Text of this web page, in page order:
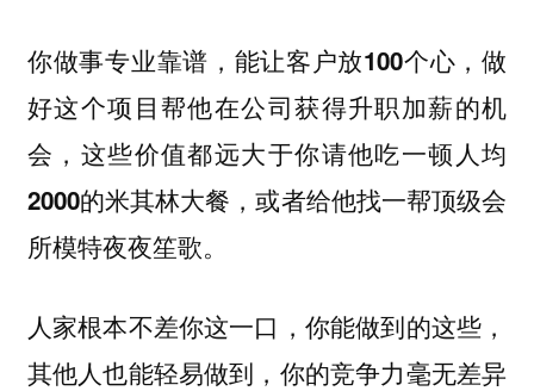
你做事专业靠谱，能让客户放100个心，做
好这个项目帮他在公司获得升职加薪的机
会，这些价值都远大于你请他吃一顿人均
2000的米其林大餐，或者给他找一帮顶级会
所模特夜夜笙歌。
人家根本不差你这一口，你能做到的这些，
其他人也能轻易做到，你的竞争力毫无差异